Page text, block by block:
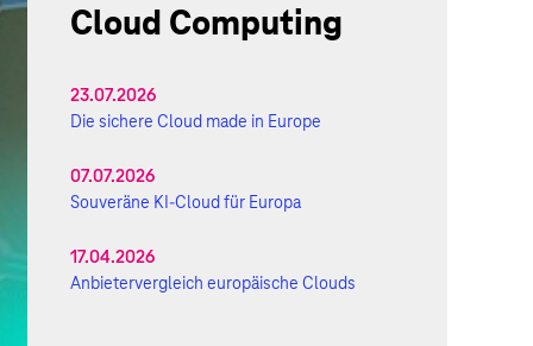
Cloud Computing
23.07.2026
Die sichere Cloud made in Europe
07.07.2026
Souveräne KI-Cloud für Europa
17.04.2026
Anbietervergleich europäische Clouds